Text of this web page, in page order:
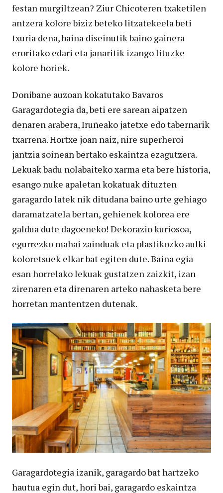
festan murgiltzean? Ziur Chicoteren txaketilen
antzera kolore biziz beteko litzatekeela beti
txuria dena, baina diseinutik baino gainera
eroritako edari eta janaritik izango lituzke
kolore horiek.
Donibane auzoan kokatutako Bavaros
Garagardotegia da, beti ere sarean aipatzen
denaren arabera, Iruñeako jatetxe edo tabernarik
txarrena. Hortxe joan naiz, nire superheroi
jantzia soinean bertako eskaintza ezagutzera.
Lekuak badu nolabaiteko xarma eta bere historia,
esango nuke apaletan kokatuak dituzten
garagardo latek nik ditudana baino urte gehiago
daramatzatela bertan, gehienek kolorea ere
galdua dute dagoeneko! Dekorazio kuriosoa,
egurrezko mahai zainduak eta plastikozko aulki
koloretsuek elkar bat egiten dute. Baina egia
esan horrelako lekuak gustatzen zaizkit, izan
zirenaren eta direnaren arteko nahasketa bere
horretan mantentzen dutenak.
Garagardotegia izanik, garagardo bat hartzeko
hautua egin dut, hori bai, garagardo eskaintza